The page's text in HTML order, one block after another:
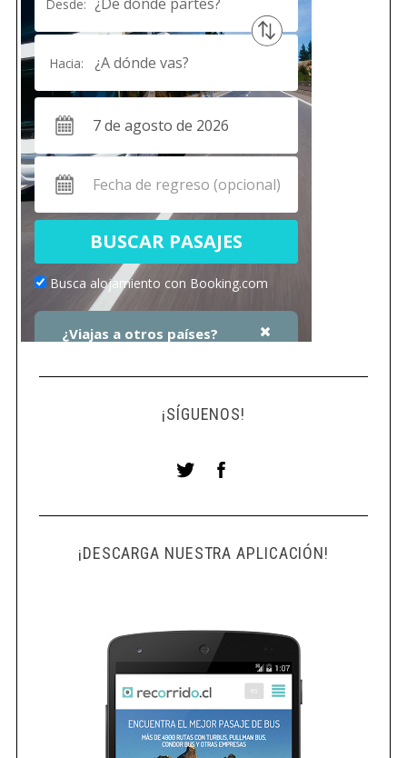
¡SÍGUENOS!
¡DESCARGA NUESTRA APLICACIÓN!